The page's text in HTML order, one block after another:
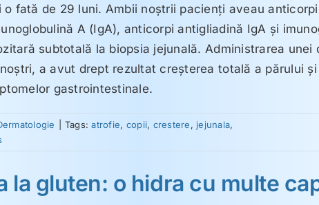
o fată de 29 luni. Ambii noştrii pacienţi aveau anticorpi
A (IgA), anticorpi antigliadină IgA şi
subtotală la biopsia jejunală. Administrarea unei
a avut drept rezultat creşterea totală a părului şi
gastrointestinale.
Tags:atrofie, copii, crestere, jejunala,
la gluten: o hidra cu multe